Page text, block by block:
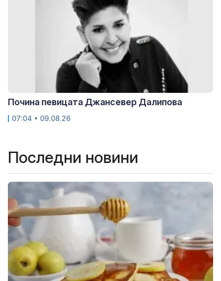
Почина певицата Джансевер Далипова
07:04 • 09.08.26
Последни новини